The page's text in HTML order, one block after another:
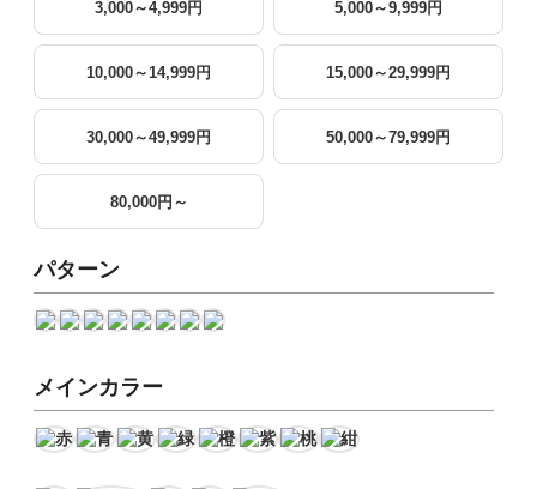
3,000～4,999円 5,000～9,999円
10,000～14,999円 15,000～29,999円
30,000～49,999円 50,000～79,999円
80,000円～
パターン
メインカラー